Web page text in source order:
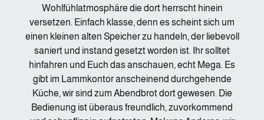
Wohlfühlatmosphäre die dort herrscht hinein
versetzen. Einfach klasse, denn es scheint sich um
einen kleinen alten Speicher zu handeln, der liebevoll
saniert und instand gesetzt worden ist. Ihr solltet
hinfahren und Euch das anschauen, echt Mega. Es
gibt im Lammkontor anscheinend durchgehende
Küche, wir sind zum Abendbrot dort gewesen. Die
Bedienung ist überaus freundlich, zuvorkommend